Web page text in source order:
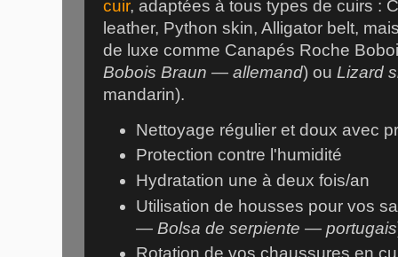
cuir, adaptées à tous types de cuirs :
leather, Python skin, Alligator belt,
de luxe comme Canapés Roche
Bobois Braun — allemand) ou Lizard
mandarin).
Nettoyage régulier et doux avec
Protection contre l'humidité
Hydratation une à deux fois/an
Utilisation de housses pour vos
— Bolsa de serpiente — portugais